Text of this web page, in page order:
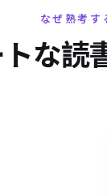
なぜ熟考す
な読